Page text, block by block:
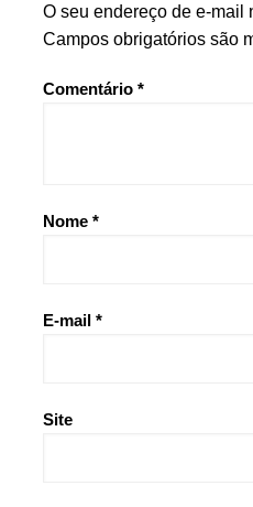
O seu endereço de e-mail
Campos obrigatórios são
Comentário *
Nome *
E-mail *
Site